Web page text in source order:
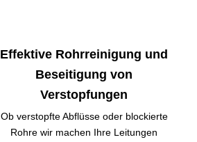
Effektive Rohrreinigung und
Beseitigung von
Verstopfungen
Ob verstopfte Abflüsse oder blockierte
Rohre wir machen Ihre Leitungen